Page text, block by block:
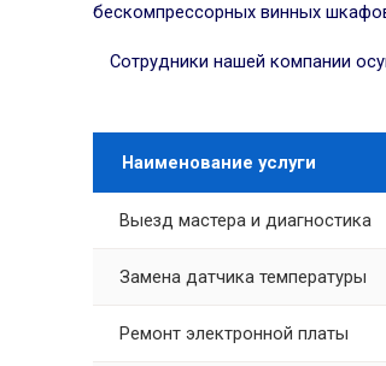
бескомпрессорных винных
Сотрудники нашей компании
Наименование услуги
Выезд мастера и диагностика
Замена датчика температуры
Ремонт электронной платы